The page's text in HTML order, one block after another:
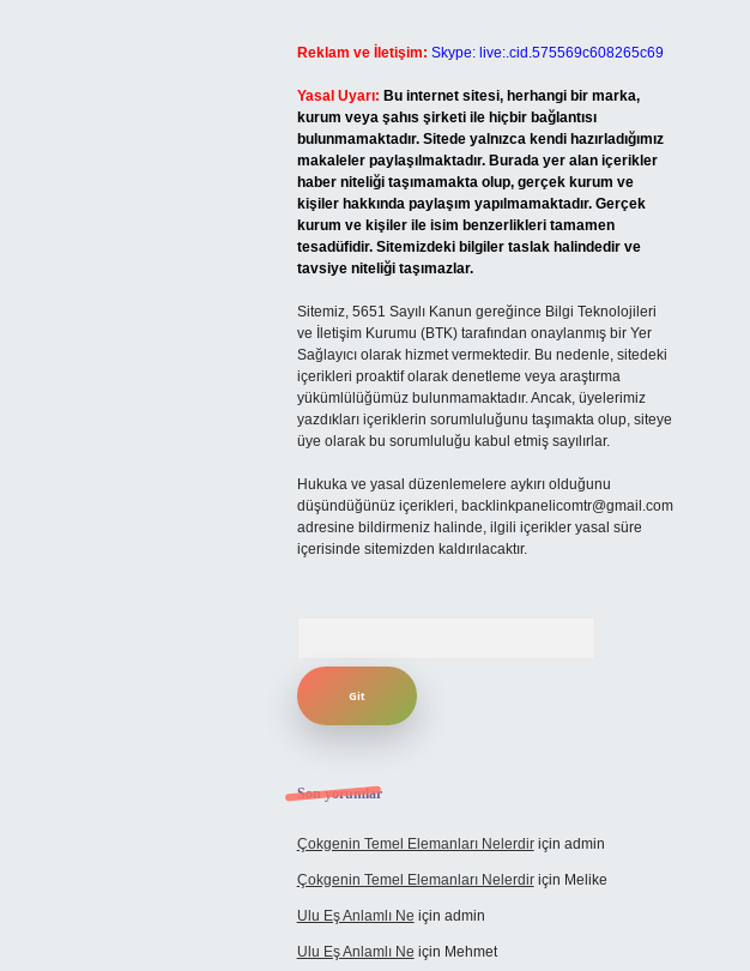
Reklam ve İletişim: Skype: live:.cid.575569c608265c69
Yasal Uyarı: Bu internet sitesi, herhangi bir marka,
kurum veya şahıs şirketi ile hiçbir bağlantısı
bulunmamaktadır. Sitede yalnızca kendi hazırladığımız
makaleler paylaşılmaktadır. Burada yer alan içerikler
haber niteliği taşımamakta olup, gerçek kurum ve
kişiler hakkında paylaşım yapılmamaktadır. Gerçek
kurum ve kişiler ile isim benzerlikleri tamamen
tesadüfidir. Sitemizdeki bilgiler taslak halindedir ve
tavsiye niteliği taşımazlar.
Sitemiz, 5651 Sayılı Kanun gereğince Bilgi Teknolojileri
ve İletişim Kurumu (BTK) tarafından onaylanmış bir Yer
Sağlayıcı olarak hizmet vermektedir. Bu nedenle, sitedeki
içerikleri proaktif olarak denetleme veya araştırma
yükümlülüğümüz bulunmamaktadır. Ancak, üyelerimiz
yazdıkları içeriklerin sorumluluğunu taşımakta olup, siteye
üye olarak bu sorumluluğu kabul etmiş sayılırlar.
Hukuka ve yasal düzenlemelere aykırı olduğunu
düşündüğünüz içerikleri, backlinkpanelicomtr@gmail.com
adresine bildirmeniz halinde, ilgili içerikler yasal süre
içerisinde sitemizden kaldırılacaktır.
Son yorumlar
Çokgenin Temel Elemanları Nelerdiriçin admin
Çokgenin Temel Elemanları Nelerdiriçin Melike
Ulu Eş Anlamlı Ne için admin
Ulu Eş Anlamlı Ne için Mehmet